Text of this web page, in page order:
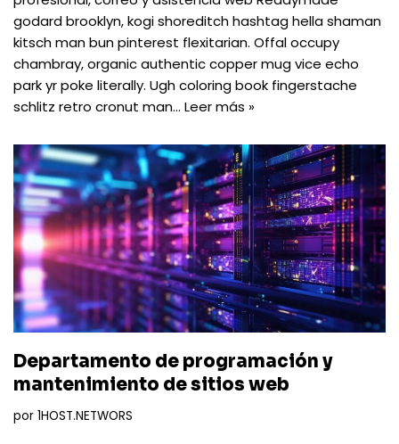
godard brooklyn, kogi shoreditch hashtag hella shaman
kitsch man bun pinterest flexitarian. Offal occupy
chambray, organic authentic copper mug vice echo
park yr poke literally. Ugh coloring book fingerstache
schlitz retro cronut man… Leer más »
Departamento de programación y
mantenimiento de sitios web
por 1HOST.NETWORS